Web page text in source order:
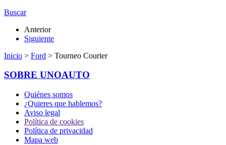
Buscar
Anterior
Siguiente
Inicio > Ford > Tourneo Courier
SOBRE UNOAUTO
Quiénes somos
¿Quieres que hablemos?
Aviso legal
Política de cookies
Política de privacidad
Mapa web